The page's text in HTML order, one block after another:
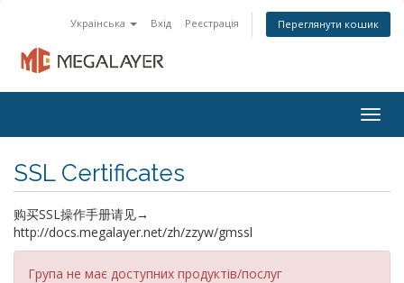
Українська Вхід Реєстрація Переглянути кошик
SSL Certificates
购买SSL操作手册请见→
http://docs.megalayer.net/zh/zzyw/gmssl
Група не має доступних продуктів/послуг